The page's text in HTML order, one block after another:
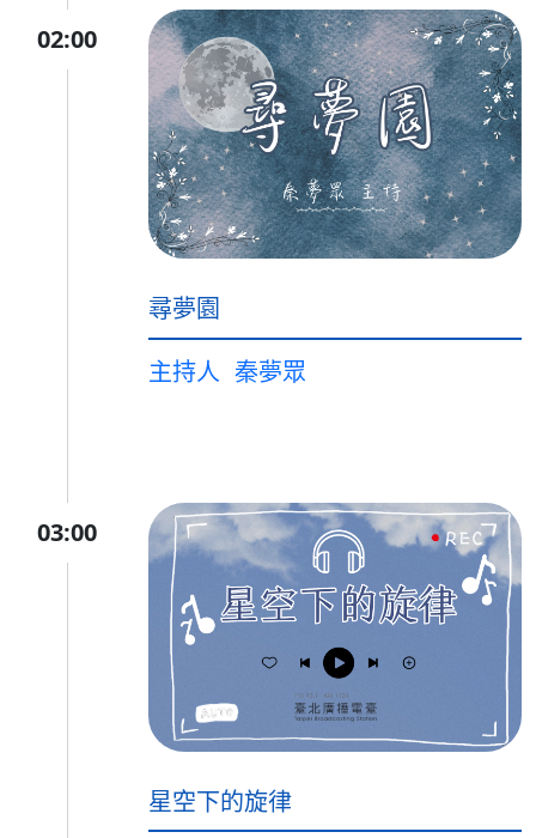
02:00
尋夢園
主持人 秦夢眾
03:00
星空下的旋律